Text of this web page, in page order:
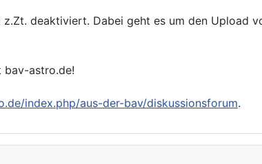
deaktiviert. Dabei geht es um den Upload
bav-astro.de!
index.php/aus-der-bav/diskussionsforum.